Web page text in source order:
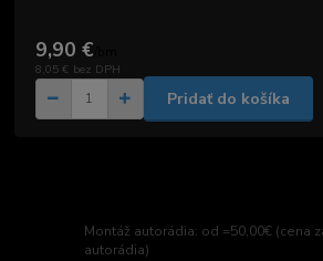
9,90 €
8,05 € bez DPH
Pridať do košíka
Montáž autorádia: od =50,00€ (cena
autorádia)